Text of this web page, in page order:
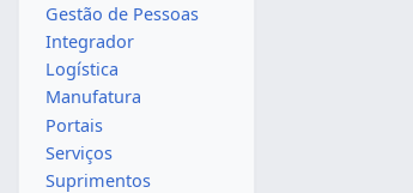
Gestão de Pessoas
Integrador
Logística
Manufatura
Portais
Serviços
Suprimentos